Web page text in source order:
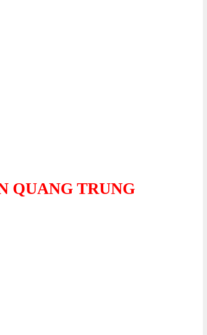
QUANG TRUNG